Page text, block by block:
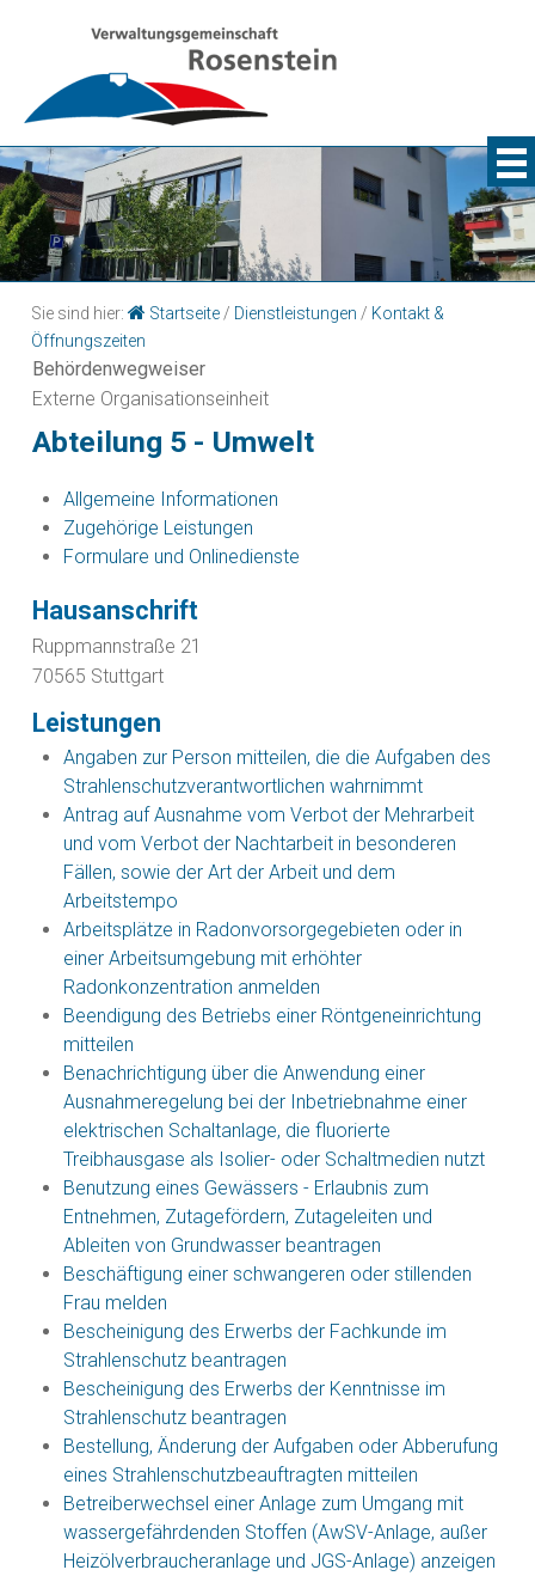
Sie sind hier: Startseite / Dienstleistungen / Kontakt &
Öffnungszeiten
Behördenwegweiser
Externe Organisationseinheit
Abteilung 5 - Umwelt
Allgemeine Informationen
Zugehörige Leistungen
Formulare und Onlinedienste
Hausanschrift
Ruppmannstraße 21
70565 Stuttgart
Leistungen
Angaben zur Person mitteilen, die die Aufgaben des
Strahlenschutzverantwortlichen wahrnimmt
Antrag auf Ausnahme vom Verbot der Mehrarbeit
und vom Verbot der Nachtarbeit in besonderen
Fällen, sowie der Art der Arbeit und dem
Arbeitstempo
Arbeitsplätze in Radonvorsorgegebieten oder in
einer Arbeitsumgebung mit erhöhter
Radonkonzentration anmelden
Beendigung des Betriebs einer Röntgeneinrichtung
mitteilen
Benachrichtigung über die Anwendung einer
Ausnahmeregelung bei der Inbetriebnahme einer
elektrischen Schaltanlage, die fluorierte
Treibhausgase als Isolier- oder Schaltmedien nutzt
Benutzung eines Gewässers - Erlaubnis zum
Entnehmen, Zutagefördern, Zutageleiten und
Ableiten von Grundwasser beantragen
Beschäftigung einer schwangeren oder stillenden
Frau melden
Bescheinigung des Erwerbs der Fachkunde im
Strahlenschutz beantragen
Bescheinigung des Erwerbs der Kenntnisse im
Strahlenschutz beantragen
Bestellung, Änderung der Aufgaben oder Abberufung
eines Strahlenschutzbeauftragten mitteilen
Betreiberwechsel einer Anlage zum Umgang mit
wassergefährdenden Stoffen (AwSV-Anlage, außer
Heizölverbraucheranlage und JGS-Anlage) anzeigen